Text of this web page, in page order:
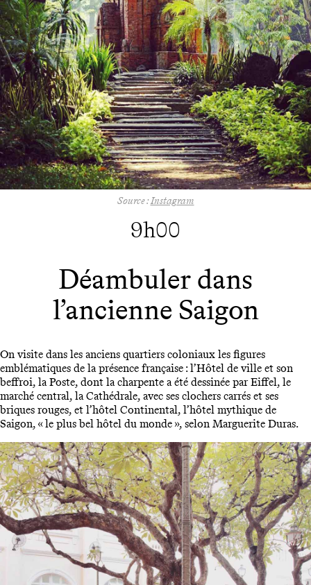
Source :Instagram
9h00
Déambuler dans
l’ancienne Saigon
On visite dans les anciens quartiers coloniaux les figures
emblématiques de la présence française : l’Hôtel de ville et son
beffroi, la Poste, dont la charpente a été dessinée par Eiffel, le
marché central, la Cathédrale, avec ses clochers carrés et ses
briques rouges, et l’hôtel Continental, l’hôtel mythique de
Saigon, « le plus bel hôtel du monde », selon Marguerite Duras.